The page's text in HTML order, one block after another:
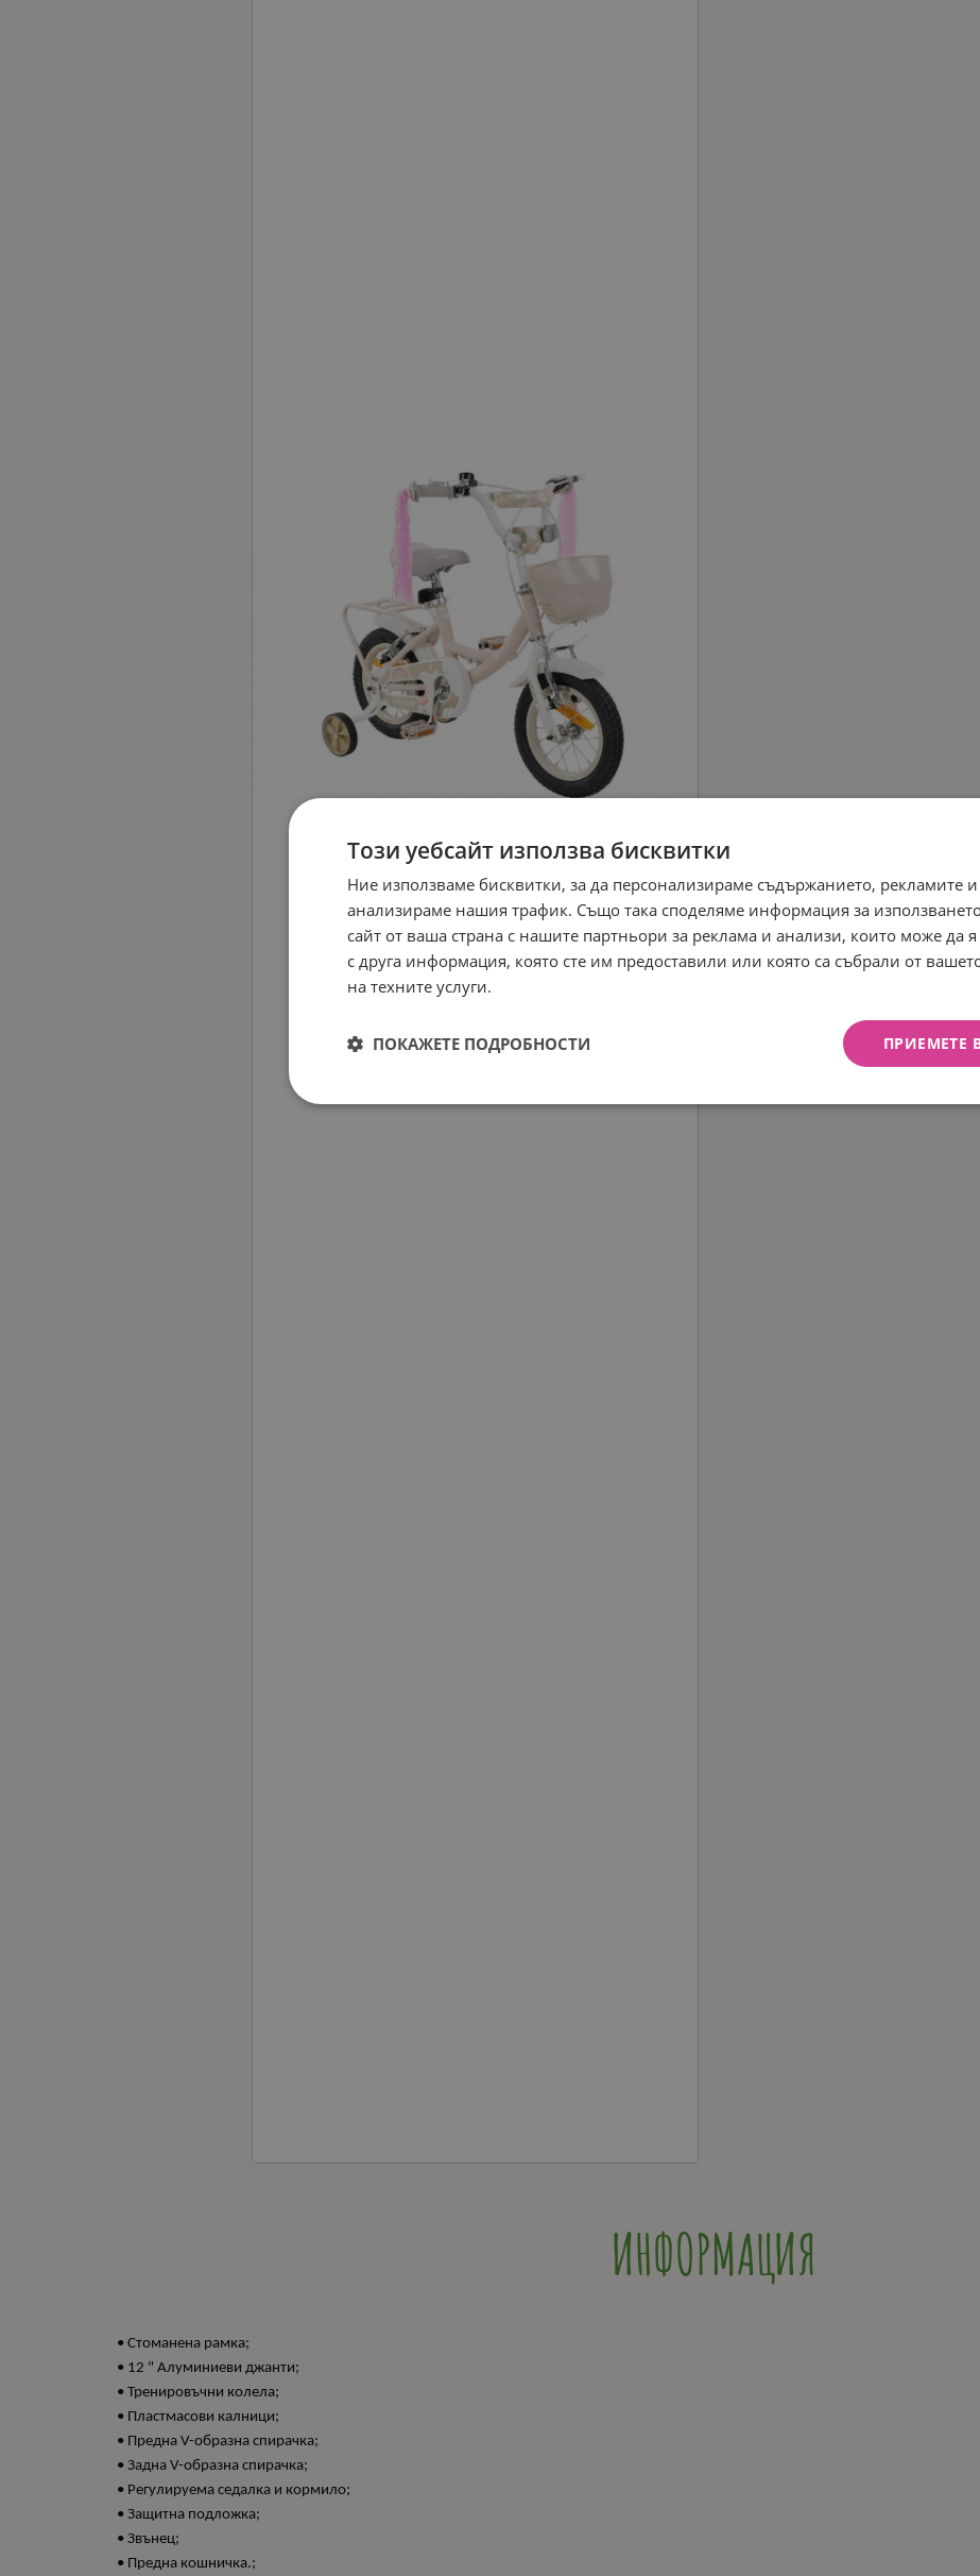
ИНФОРМАЦИЯ
• Стоманена рамка;
• 12 " Алуминиеви джанти;
• Тренировъчни колела;
• Пластмасови калници;
• Предна V-образна спирачка;
• Задна V-образна спирачка;
• Регулируема седалка и кормило;
• Защитна подложка;
• Звънец;
• Предна кошничка.;
Този уебсайт използва бисквитки
Ние използваме бисквитки, за да персонализираме съдържанието, рекламите
анализираме нашия трафик. Също така споделяме информация за
сайт от ваша страна с нашите партньори за реклама и анализи, които може да
с друга информация, която сте им предоставили или която са събрали от
на техните услуги.
ПРИЕМЕТЕ
ПОКАЖЕТЕ ПОДРОБНОСТИ